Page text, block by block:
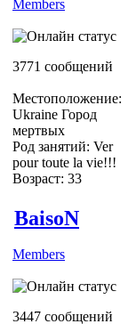
Members
3771 сообщений
Местоположение:
Ukraine Город
мертвых
Род занятий: Ver
pour toute la vie!!!
Возраст: 33
BaisoN
Members
3447 сообщений